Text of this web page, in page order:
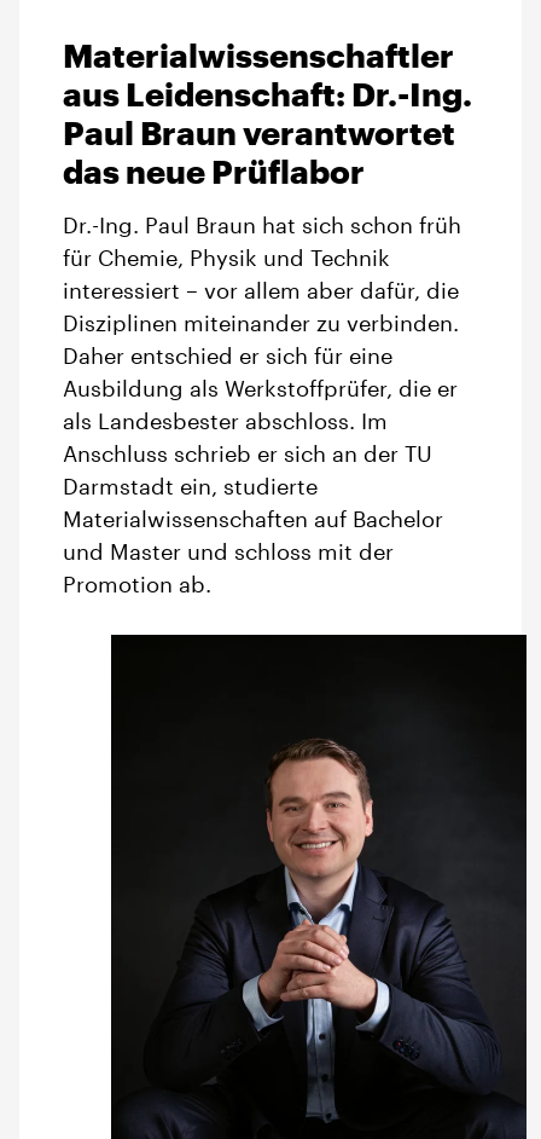
Materialwissenschaftler
aus Leidenschaft: Dr.-Ing.
Paul Braun verantwortet
das neue Prüflabor
Dr.-Ing. Paul Braun hat sich schon früh
für Chemie, Physik und Technik
interessiert – vor allem aber dafür, die
Disziplinen miteinander zu verbinden.
Daher entschied er sich für eine
Ausbildung als Werkstoffprüfer, die er
als Landesbester abschloss. Im
Anschluss schrieb er sich an der TU
Darmstadt ein, studierte
Materialwissenschaften auf Bachelor
und Master und schloss mit der
Promotion ab.